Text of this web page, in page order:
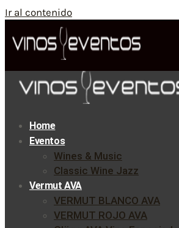
Ir al contenido
Home
Eventos
Wines & Music
Classic Wine Jazz
Vermut AVA
VERMUT BLANCO AVA
VERMUT ROJO AVA